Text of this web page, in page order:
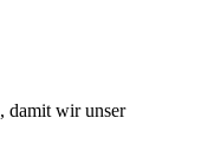
damit wir unser